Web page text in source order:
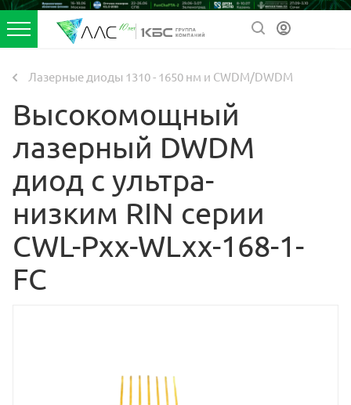
Лазерные диоды 1310 - 1650 нм и CWDM/DWDM
Высокомощный
лазерный DWDM
диод c ультра-
низким RIN серии
CWL-Pxx-WLxx-168-1-
FC